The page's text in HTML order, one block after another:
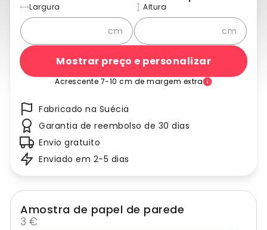
Largura
cm
Altura
cm
Mostrar preço e personalizar
Acrescente 7-10 cm de margem extra
Fabricado na Suécia
Garantia de reembolso de 30 dias
Envio gratuito
Enviado em 2-5 dias
Amostra de papel de parede
3 €